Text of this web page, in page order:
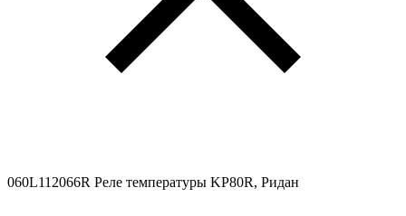
060L112066R Реле температуры KP80R, Ридан